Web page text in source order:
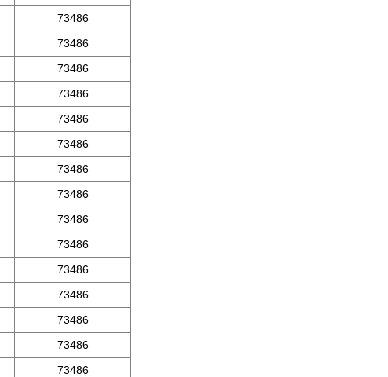
73486
73486
73486
73486
73486
73486
73486
73486
73486
73486
73486
73486
73486
73486
73486